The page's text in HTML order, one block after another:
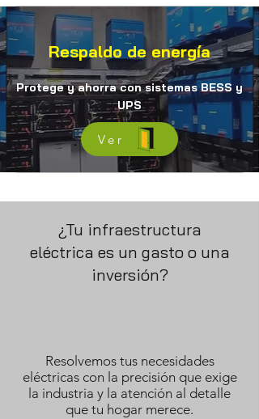
Respaldo de energía
Protege y ahorra con sistemas BESS y
UPS
Ver
¿Tu infraestructura
eléctrica es un gasto o una
inversión?
Resolvemos tus necesidades
eléctricas con la precisión que exige
la industria y la atención al detalle
que tu hogar merece.